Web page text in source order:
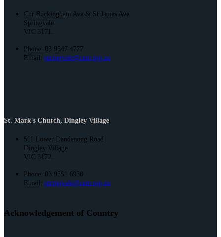
Cnr Buckingham Ave & St James Ave
Springvale
VIC 3171.
Phone: 03 9547 4777
Email: springvale@cam.org.au
St. Mark's Church, Dingley Village
511 Lower Dandenong Road
Dingley Village
VIC 3172.
Phone: 03 9551 6930
Email: springvale@cam.org.au
Acknowledgement of Country